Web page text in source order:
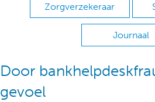
Zorgverzekeraar
Journaal
Door
gevoel